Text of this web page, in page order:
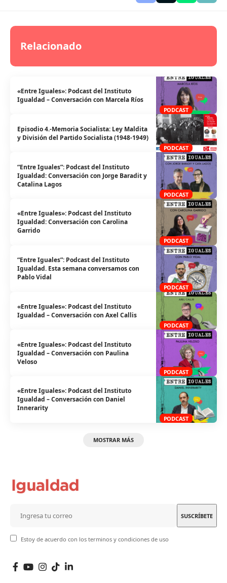
Relacionado
PODCAST
«Entre Iguales»: Podcast del Instituto
Igualdad – Conversación con Marcela Ríos
PODCAST
Episodio 4.-Memoria Socialista: Ley Maldita
y División del Partido Socialista (1948-1949)
PODCAST
“Entre Iguales”: Podcast del Instituto
Igualdad: Conversación con Jorge Baradit y
Catalina Lagos
PODCAST
«Entre Iguales»: Podcast del Instituto
Igualdad: Conversación con Carolina
Garrido
PODCAST
“Entre Iguales”: Podcast del Instituto
Igualdad. Esta semana conversamos con
Pablo Vidal
PODCAST
«Entre Iguales»: Podcast del Instituto
Igualdad – Conversación con Axel Callis
PODCAST
«Entre Iguales»: Podcast del Instituto
Igualdad – Conversación con Paulina
Veloso
PODCAST
«Entre Iguales»: Podcast del Instituto
Igualdad – Conversación con Daniel
Innerarity
MOSTRAR MÁS
Estoy de acuerdo con los terminos y condiciones de uso